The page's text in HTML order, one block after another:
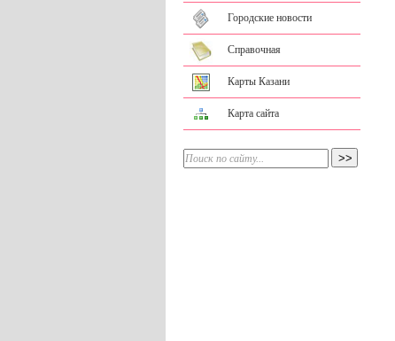
Городские новости
Справочная
Карты Казани
Карта сайта